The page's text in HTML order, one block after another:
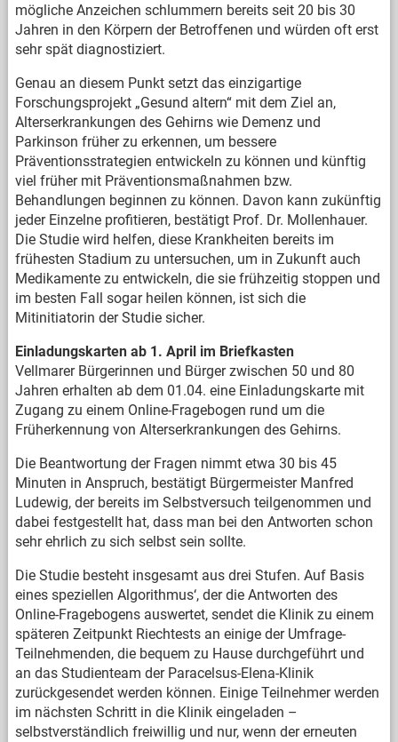
mögliche Anzeichen schlummern bereits seit 20 bis 30
Jahren in den Körpern der Betroffenen und würden oft erst
sehr spät diagnostiziert.
Genau an diesem Punkt setzt das einzigartige
Forschungsprojekt „Gesund altern“ mit dem Ziel an,
Alterserkrankungen des Gehirns wie Demenz und
Parkinson früher zu erkennen, um bessere
Präventionsstrategien entwickeln zu können und künftig
viel früher mit Präventionsmaßnahmen bzw.
Behandlungen beginnen zu können. Davon kann zukünftig
jeder Einzelne profitieren, bestätigt Prof. Dr. Mollenhauer.
Die Studie wird helfen, diese Krankheiten bereits im
frühesten Stadium zu untersuchen, um in Zukunft auch
Medikamente zu entwickeln, die sie frühzeitig stoppen und
im besten Fall sogar heilen können, ist sich die
Mitinitiatorin der Studie sicher.
Einladungskarten ab 1. April im Briefkasten
Vellmarer Bürgerinnen und Bürger zwischen 50 und 80
Jahren erhalten ab dem 01.04. eine Einladungskarte mit
Zugang zu einem Online-Fragebogen rund um die
Früherkennung von Alterserkrankungen des Gehirns.
Die Beantwortung der Fragen nimmt etwa 30 bis 45
Minuten in Anspruch, bestätigt Bürgermeister Manfred
Ludewig, der bereits im Selbstversuch teilgenommen und
dabei festgestellt hat, dass man bei den Antworten schon
sehr ehrlich zu sich selbst sein sollte.
Die Studie besteht insgesamt aus drei Stufen. Auf Basis
eines speziellen Algorithmus‘, der die Antworten des
Online-Fragebogens auswertet, sendet die Klinik zu einem
späteren Zeitpunkt Riechtests an einige der Umfrage-
Teilnehmenden, die bequem zu Hause durchgeführt und
an das Studienteam der Paracelsus-Elena-Klinik
zurückgesendet werden können. Einige Teilnehmer werden
im nächsten Schritt in die Klinik eingeladen –
selbstverständlich freiwillig und nur, wenn der erneuten